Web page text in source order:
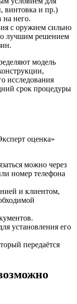
винтовка и пр.)
на него.
с оружием сильно
лучшим решением
модель
исследования
срок процедуры
оценка»
можно через
номер телефона
и клиентом,
установления его
передаётся